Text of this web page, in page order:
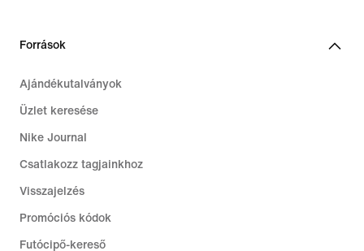
Források
Ajándékutalványok
Üzlet keresése
Nike Journal
Csatlakozz tagjainkhoz
Visszajelzés
Promóciós kódok
Futócipő-kereső